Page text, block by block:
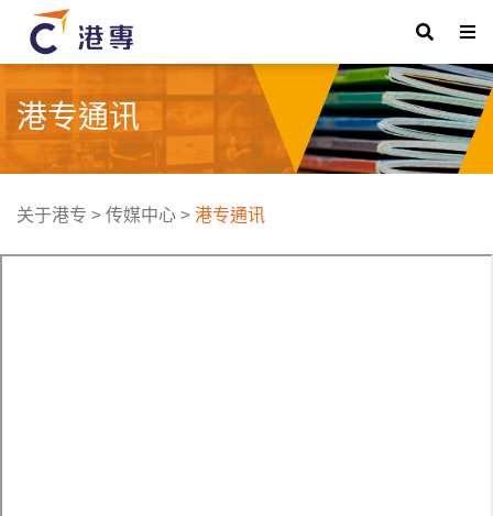
港专通讯
关于港专 >传媒中心>港专通讯